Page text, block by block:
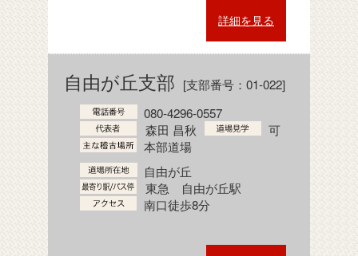
詳細を見る
自由が丘支部 [支部番号：01-022]
080-4296-0557
森田 昌秋
可
本部道場
自由が丘
東急 自由が丘駅
南口徒歩8分